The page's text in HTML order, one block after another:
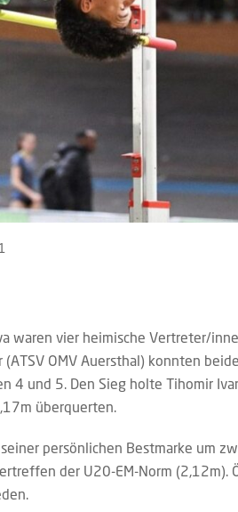
waren vier heimische Vertreter/
OMV Auersthal) konnten
4 und 5. Den Sieg holte Tihomir
überquerten.
persönlichen Bestmarke um
der U20-EM-Norm (2,12m).